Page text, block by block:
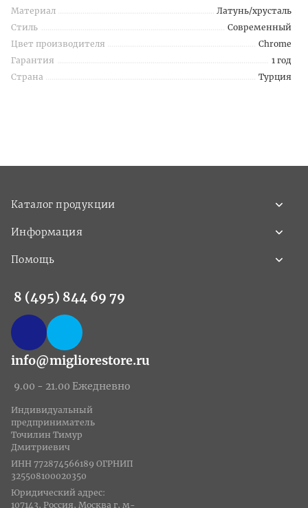
Материал
Латунь/хрусталь
Стиль
Современный
Цвет производителя
Chrome
Гарантия
1 год
Страна
Турция
Каталог продукции
Информация
Помощь
8 (495) 844 69 79
info@migliorestore.ru
9.00 - 21.00 Ежедневно
Индивидуальный
предприниматель
Точилин Тимур
Дмитриевич
ИНН 772874566189 ОГРНИП
325508100020350
Юридический адрес:
107143, Россия, Москва г, м-